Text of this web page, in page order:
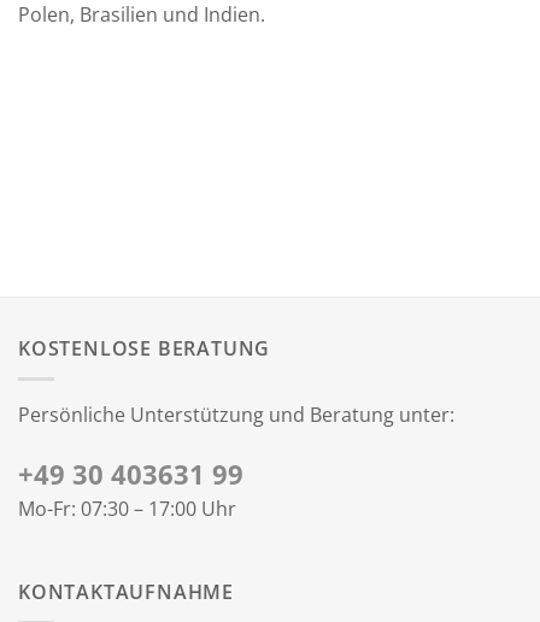
Polen, Brasilien und Indien.
KOSTENLOSE BERATUNG
Persönliche Unterstützung und Beratung unter:
+49 30 403631 99
Mo-Fr: 07:30 – 17:00 Uhr
KONTAKTAUFNAHME